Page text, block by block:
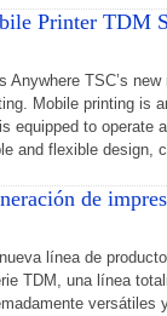
Printer TDM
Anywhere TSC’s
Mobile printing is
equipped to operate
and flexible design,
de
línea de
TDM, una línea
versátiles